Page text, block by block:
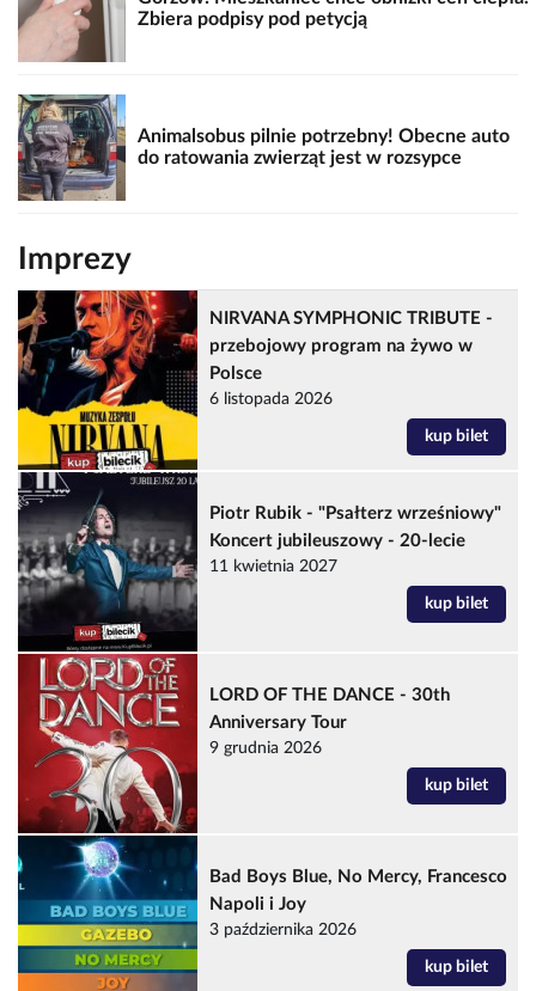
Zbiera podpisy pod petycją
Animalsobus pilnie potrzebny! Obecne auto
do ratowania zwierząt jest w rozsypce
Imprezy
NIRVANA SYMPHONIC TRIBUTE -
przebojowy program na żywo w
Polsce
6 listopada 2026
kup bilet
Piotr Rubik - "Psałterz wrześniowy"
Koncert jubileuszowy - 20-lecie
11 kwietnia 2027
kup bilet
LORD OF THE DANCE - 30th
Anniversary Tour
9 grudnia 2026
kup bilet
Bad Boys Blue, No Mercy, Francesco
Napoli i Joy
3 października 2026
kup bilet